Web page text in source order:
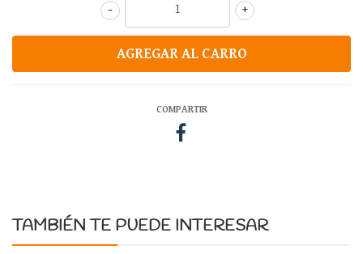
+
-
COMPARTIR
TAMBIÉN TE PUEDE INTERESAR